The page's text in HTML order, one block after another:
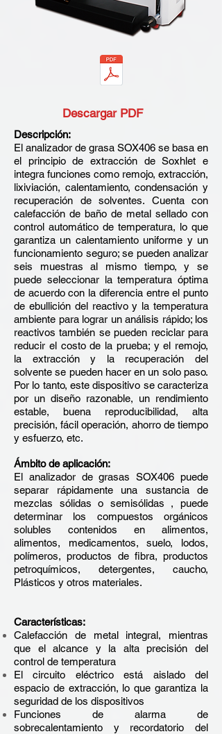
Descargar PDF
Descripción:
El analizador de grasa SOX406 se basa en
el principio de extracción de Soxhlet e
integra funciones como remojo, extracción,
lixiviación, calentamiento, condensación y
recuperación de solventes. Cuenta con
calefacción de baño de metal sellado con
control automático de temperatura, lo que
garantiza un calentamiento uniforme y un
funcionamiento seguro; se pueden analizar
seis muestras al mismo tiempo, y se
puede seleccionar la temperatura óptima
de acuerdo con la diferencia entre el punto
de ebullición del reactivo y la temperatura
ambiente para lograr un análisis rápido; los
reactivos también se pueden reciclar para
reducir el costo de la prueba; y el remojo,
la extracción y la recuperación del
solvente se pueden hacer en un solo paso.
Por lo tanto, este dispositivo se caracteriza
por un diseño razonable, un rendimiento
estable, buena reproducibilidad, alta
precisión, fácil operación, ahorro de tiempo
y esfuerzo, etc.
Ámbito de aplicación:
El analizador de grasas SOX406 puede
separar rápidamente una sustancia de
mezclas sólidas o semisólidas , puede
determinar los compuestos orgánicos
solubles contenidos en alimentos,
alimentos, medicamentos, suelo, lodos,
polímeros, productos de fibra, productos
petroquímicos, detergentes, caucho,
Plásticos y otros materiales.
Características:
Calefacción de metal integral, mientras
que el alcance y la alta precisión del
control de temperatura
El circuito eléctrico está aislado del
espacio de extracción, lo que garantiza la
seguridad de los dispositivos
Funciones de alarma de
sobrecalentamiento y recordatorio del